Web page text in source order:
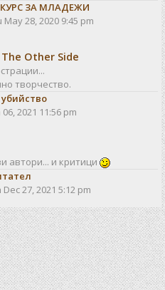
ЗА МЛАДЕЖИ
May 28, 2020 9:45 pm
Other Side
творчество.
06, 2021 11:56 pm
автори... и критици
Dec 27, 2021 5:12 pm